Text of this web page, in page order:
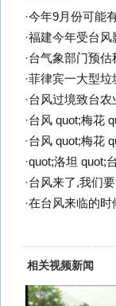
·今年9月份可能
·福建今年受台风
·台气象部门预估
·菲律宾一大型垃
·台风过境致台农
·台风 quot;梅花
·台风 quot;梅花
·quot;洛坦 quot;
·台风来了,我们
·在台风来临的时
相关视频新闻